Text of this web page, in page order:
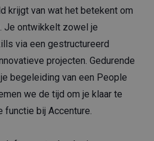
krijgt van wat het betekent om
Je ontwikkelt zowel je
via een gestructureerd
projecten. Gedurende
begeleiding van een People
we de tijd om je klaar te
bij Accenture.